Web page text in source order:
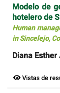
Modelo de
hotelero de
Human
in Sincelejo,
Diana
Vistas de